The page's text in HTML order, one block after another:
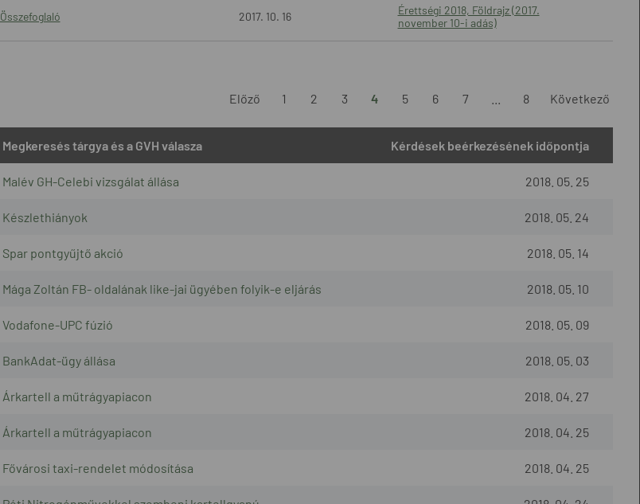
Összefoglaló 2017. 10. 16
Érettségi 2018, Földrajz (2017.
november 10-i adás)
Előző 1 2 3 4 5 6 7 8 Következő
Megkeresés tárgya és a GVH válasza Kérdések beérkezésének időpontja
Malév GH-Celebi vizsgálat állása 2018. 05. 25
Készlethiányok 2018. 05. 24
Spar pontgyűjtő akció 2018. 05. 14
Mága Zoltán FB- oldalának like-jai ügyében folyik-e eljárás 2018. 05. 10
Vodafone-UPC fúzió 2018. 05. 09
BankAdat-ügy állása 2018. 05. 03
Árkartell a műtrágyapiacon 2018. 04. 27
Árkartell a műtrágyapiacon 2018. 04. 25
Fővárosi taxi-rendelet módosítása 2018. 04. 25